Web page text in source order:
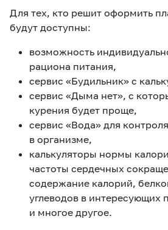
Для тех, кто решит оформить
будут доступны:
возможность
рациона питания,
сервис «Будильник» с
сервис «Дыма нет», с
курения будет проще,
сервис «Вода» для
в организме,
калькуляторы нормы
частоты сердечных
содержание калорий,
углеводов в интересующих
и многое другое.